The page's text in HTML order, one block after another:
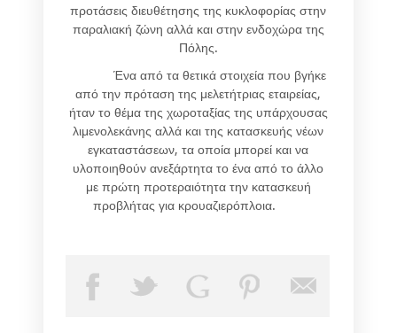
προτάσεις διευθέτησης της κυκλοφορίας στην
παραλιακή ζώνη αλλά και στην ενδοχώρα της
Πόλης.
Ένα από τα θετικά στοιχεία που βγήκε
από την πρόταση της μελετήτριας εταιρείας,
ήταν το θέμα της χωροταξίας της υπάρχουσας
λιμενολεκάνης αλλά και της κατασκευής νέων
εγκαταστάσεων, τα οποία μπορεί και να
υλοποιηθούν ανεξάρτητα το ένα από το άλλο
με πρώτη προτεραιότητα την κατασκευή
προβλήτας για κρουαζιερόπλοια.